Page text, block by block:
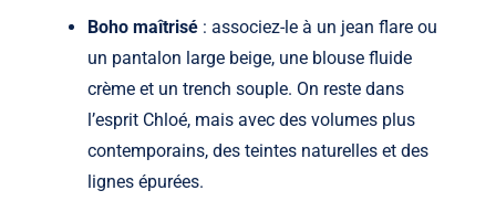
Boho maîtrisé: associez-le à un jean flare ou
un pantalon large beige, une blouse fluide
crème et un trench souple. On reste dans
l’esprit Chloé, mais avec des volumes plus
contemporains, des teintes naturelles et des
lignes épurées.